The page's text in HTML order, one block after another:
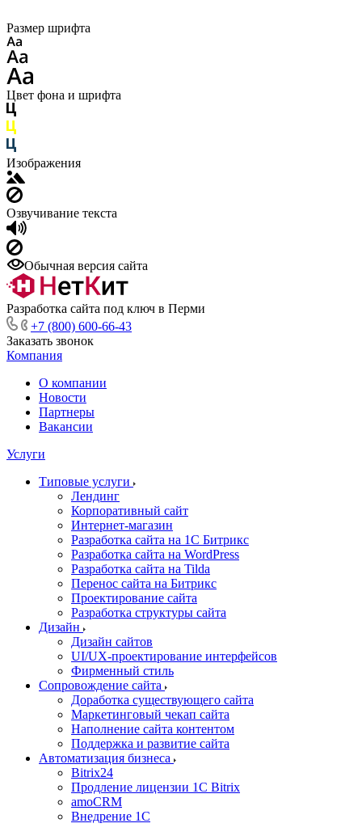
Размер шрифта
Цвет фона и шрифта
Изображения
Озвучивание текста
Обычная версия сайта
Разработка сайта под ключ в Перми
+7 (800) 600-66-43
Заказать звонок
Компания
О компании
Новости
Партнеры
Вакансии
Услуги
Типовые услуги
Лендинг
Корпоративный сайт
Интернет-магазин
Разработка сайта на 1С Битрикс
Разработка сайта на WordPress
Разработка сайта на Tilda
Перенос сайта на Битрикс
Проектирование сайта
Разработка структуры сайта
Дизайн
Дизайн сайтов
UI/UX-проектирование интерфейсов
Фирменный стиль
Сопровождение сайта
Доработка существующего сайта
Маркетинговый чекап сайта
Наполнение сайта контентом
Поддержка и развитие сайта
Автоматизация бизнеса
Bitrix24
Продление лицензии 1C Bitrix
amoCRM
Внедрение 1C